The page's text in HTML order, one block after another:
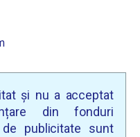
și nu a acceptat
din fonduri
de publicitate sunt